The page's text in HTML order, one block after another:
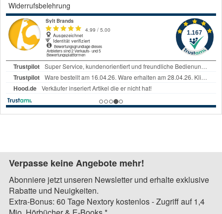
Widerrufsbelehrung
Verpasse keine Angebote mehr!
Abonniere jetzt unseren Newsletter und erhalte exklusive
Rabatte und Neuigkeiten.
Extra-Bonus: 60 Tage Nextory kostenlos - Zugriff auf 1,4